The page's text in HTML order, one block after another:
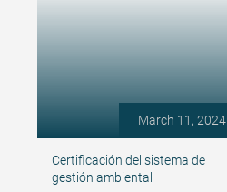
March 11, 2024
Certificación del sistema de
gestión ambiental